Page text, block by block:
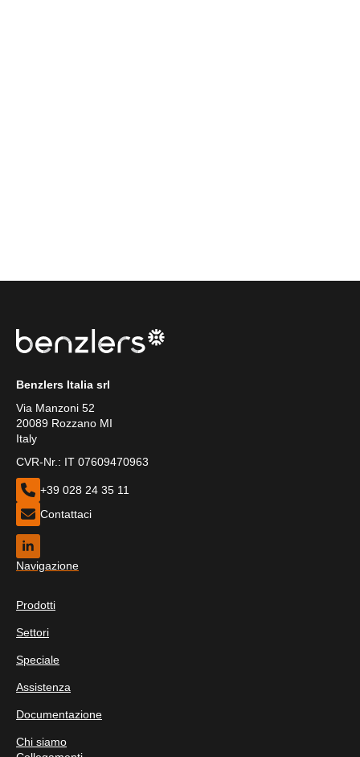
Benzlers Italia srl
Via Manzoni 52
20089 Rozzano MI
Italy
CVR-Nr.: IT 07609470963
+39 028 24 35 11
Contattaci
Navigazione
Prodotti
Settori
Speciale
Assistenza
Documentazione
Chi siamo